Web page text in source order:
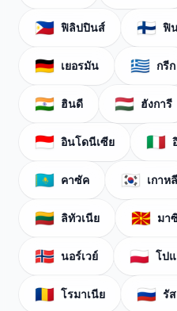
🇵🇭 ฟิลิปปินส์ 🇫🇮 ฟิ
🇩🇪 เยอรมัน 🇬🇷 กรีก
🇮🇳 ฮินดี 🇭🇺 ฮังการี
🇮🇩 อินโดนีเซีย 🇮🇹
🇰🇿 คาซัค 🇰🇷 เกาหลี
🇱🇹 ลิทัวเนีย 🇲🇰 มา
🇳🇴 นอร์เวย์ 🇵🇱 โป
🇷🇴 โรมาเนีย 🇷🇺 รั